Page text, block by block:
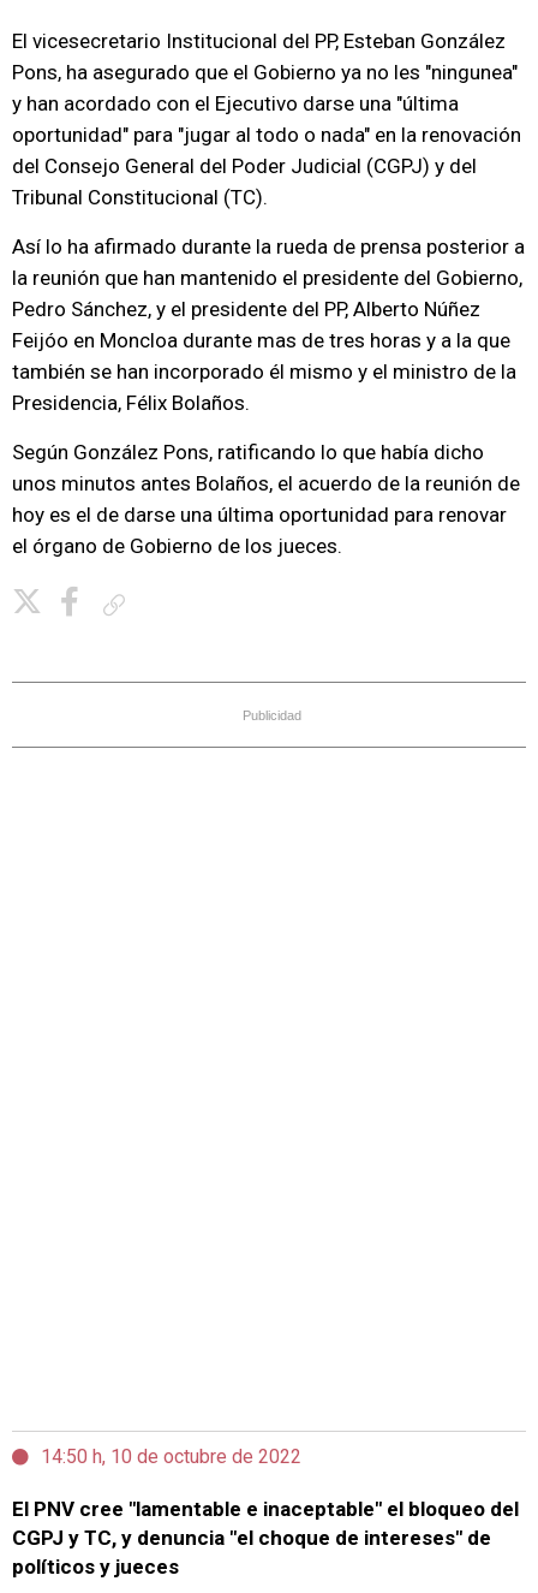
El vicesecretario Institucional del PP, Esteban González
Pons, ha asegurado que el Gobierno ya no les "ningunea"
y han acordado con el Ejecutivo darse una "última
oportunidad" para "jugar al todo o nada" en la renovación
del Consejo General del Poder Judicial (CGPJ) y del
Tribunal Constitucional (TC).
Así lo ha afirmado durante la rueda de prensa posterior a
la reunión que han mantenido el presidente del Gobierno,
Pedro Sánchez, y el presidente del PP, Alberto Núñez
Feijóo en Moncloa durante mas de tres horas y a la que
también se han incorporado él mismo y el ministro de la
Presidencia, Félix Bolaños.
Según González Pons, ratificando lo que había dicho
unos minutos antes Bolaños, el acuerdo de la reunión de
hoy es el de darse una última oportunidad para renovar
el órgano de Gobierno de los jueces.
Publicidad
14:50 h, 10 de octubre de 2022
El PNV cree "lamentable e inaceptable" el bloqueo del
CGPJ y TC, y denuncia "el choque de intereses" de
políticos y jueces